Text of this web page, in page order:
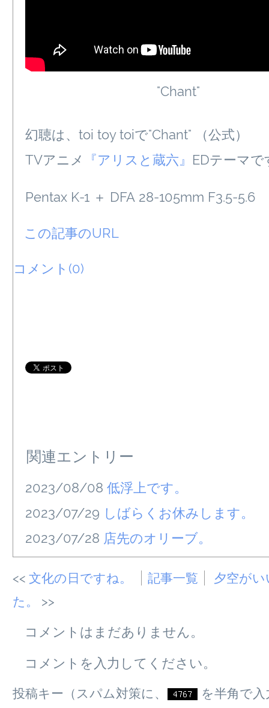
"Chant"
幻聴は、toi toy toiで"Chant" （公式）
TVアニメ
『アリスと蔵六』 EDテーマで
Pentax K-1 ＋ DFA 28-105mm F3.5-5.6
この記事のURL
コメント(0)
関連エントリー
2023/08/08 低浮上です。
2023/07/29 しばらくお休みします。
2023/07/28 店先のオリーブ。
文化の日ですね。 記事一覧
夕空が
た。
コメントはまだありません。
コメントを入力してください。
投稿キー（スパム対策に、
を半角で